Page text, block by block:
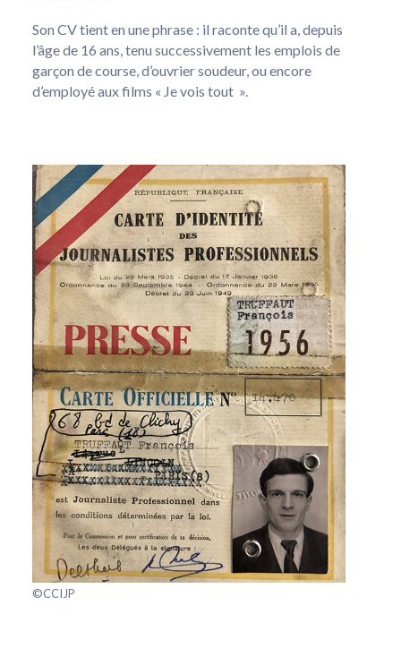
Son CV tient en une phrase : il raconte qu’il a, depuis
l’âge de 16 ans, tenu successivement les emplois de
garçon de course, d’ouvrier soudeur, ou encore
d’employé aux films « Je vois tout ».
©CCIJP